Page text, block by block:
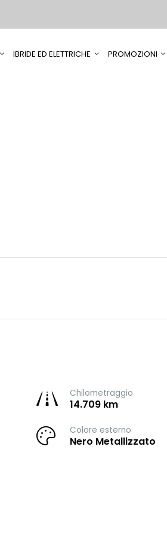
IBRIDE ED ELETTRICHE PROMOZIONI
Chilometraggio
14.709 km
Colore esterno
Nero Metallizzato